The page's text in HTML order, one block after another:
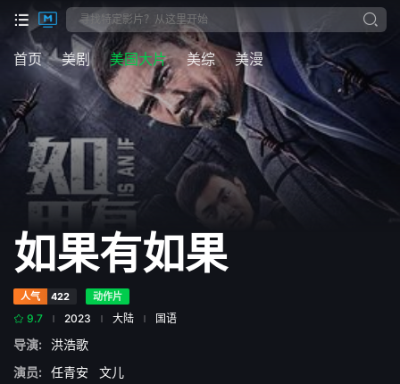
首页 美剧 美国大片 美综 美漫
如果有如果
人气 422 动作片
9.7 2023 大陆 国语
导演:
洪浩歌
演员:
任青安 文儿